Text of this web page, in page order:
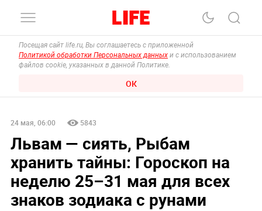
Посещая сайт life.ru, Вы соглашаетесь с приложенной
Политикой обработки Персональных данных и с использованием
файлов cookie, указанных в данной Политике.
ОК
24 мая, 06:00 5843
Львам — сиять, Рыбам
хранить тайны: Гороскоп на
неделю 25–31 мая для всех
знаков зодиака с рунами